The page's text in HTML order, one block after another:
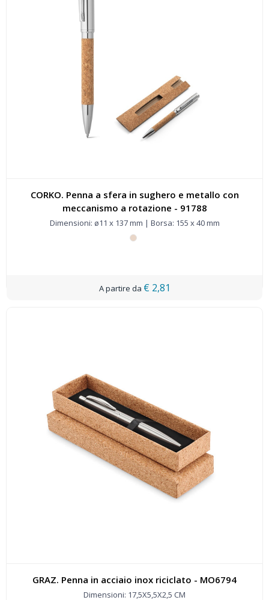
CORKO. Penna a sfera in sughero e metallo con
meccanismo a rotazione - 91788
Dimensioni: ø11 x 137 mm | Borsa: 155 x 40 mm
€ 2,81
GRAZ. Penna in acciaio inox riciclato - MO6794
Dimensioni: 17,5X5,5X2,5 CM